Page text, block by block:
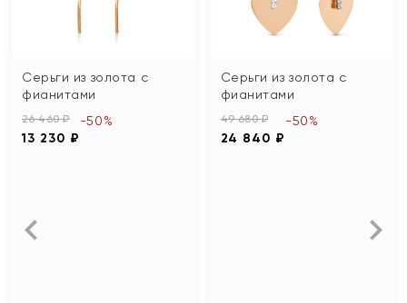
Серьги из золота с
фианитами
26 460 ₽
13 230 ₽
-50%
Серьги из золота с
фианитами
49 680 ₽
24 840 ₽
-50%